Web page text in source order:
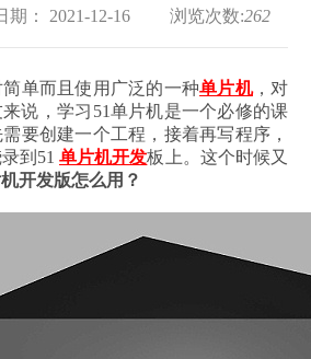
期： 2021-12-16 浏览次数:262
单而且使用广泛的一种单片机，对
说，学习51单片机是一个必修的课
要创建一个工程，接着再写程序，
到51 单片机开发板上。这个时候又
开发版怎么用？